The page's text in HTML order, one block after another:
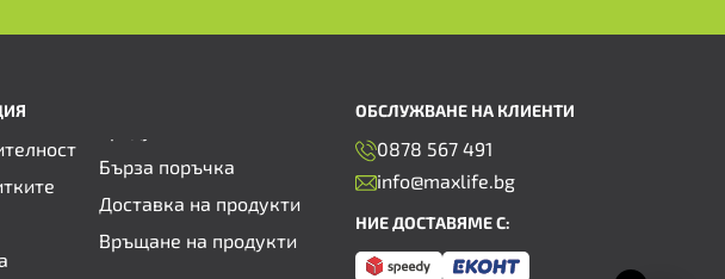
Бърза поръчка
Доставка на продукти
Връщане на продукти
ОБСЛУЖВАНЕ НА КЛИЕНТИ
0878 567 491
info@maxlife.bg
НИЕ ДОСТАВЯМЕ С: